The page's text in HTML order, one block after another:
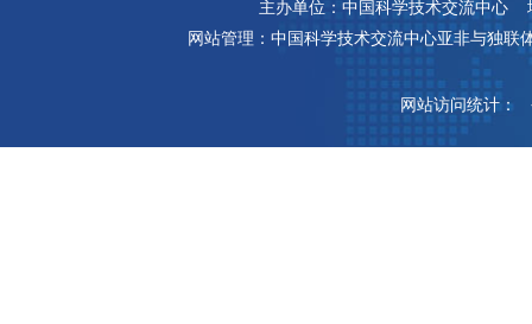
主办单位：中国科学技术交流中
网站管理：中国科学技术交流中心亚非与独
网站访问统计：